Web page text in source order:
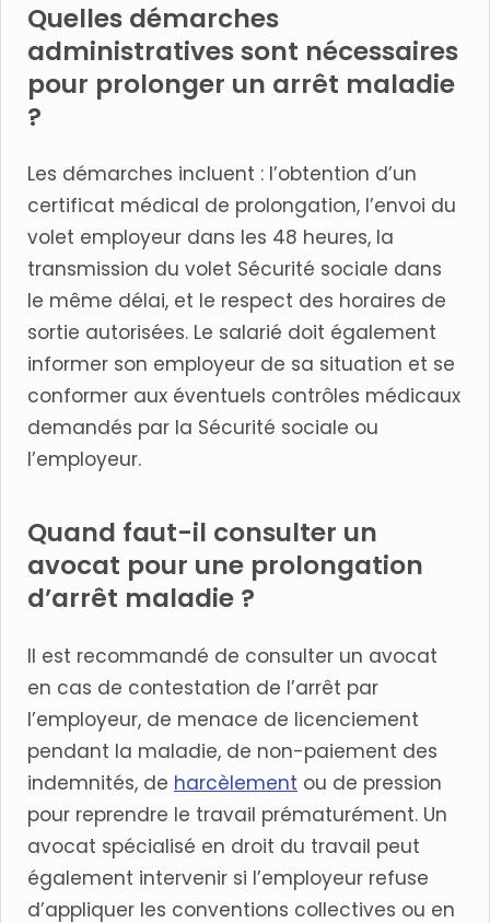
Quelles démarches
administratives sont nécessaires
pour prolonger un arrêt maladie
?
Les démarches incluent : l’obtention d’un
certificat médical de prolongation, l’envoi du
volet employeur dans les 48 heures, la
transmission du volet Sécurité sociale dans
le même délai, et le respect des horaires de
sortie autorisées. Le salarié doit également
informer son employeur de sa situation et se
conformer aux éventuels contrôles médicaux
demandés par la Sécurité sociale ou
l’employeur.
Quand faut-il consulter un
avocat pour une prolongation
d’arrêt maladie ?
Il est recommandé de consulter un avocat
en cas de contestation de l’arrêt par
l’employeur, de menace de licenciement
pendant la maladie, de non-paiement des
indemnités, de harcèlement ou de pression
pour reprendre le travail prématurément. Un
avocat spécialisé en droit du travail peut
également intervenir si l’employeur refuse
d’appliquer les conventions collectives ou en